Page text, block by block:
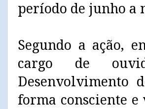
período de junho a
Segundo a ação,
cargo de
Desenvolvimento
forma consciente e